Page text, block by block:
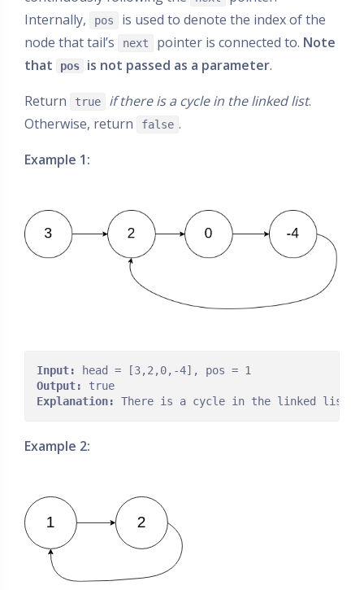
Internally,
pos
is used to denote the index of the
node that tail’s
next pointer is connected to. Note
that
pos is not passed as a parameter.
Return
true if there is a cycle in the linked list.
Otherwise, return
false .
Example 1:
Input:
Output:
Explanation:
Example 2: